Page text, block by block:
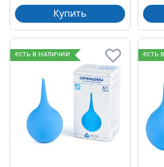
Купить
есть в наличии есть